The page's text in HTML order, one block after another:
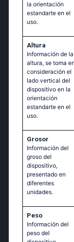
la orientación
estandarte en el
uso.
Altura
Información de la
altura, se toma en
consideración el
lado vertical del
dispositivo en la
orientación
estandarte en el
uso.
Grosor
Información del
groso del
dispositivo,
presentado en
diferentes
unidades.
Peso
Información del
peso del